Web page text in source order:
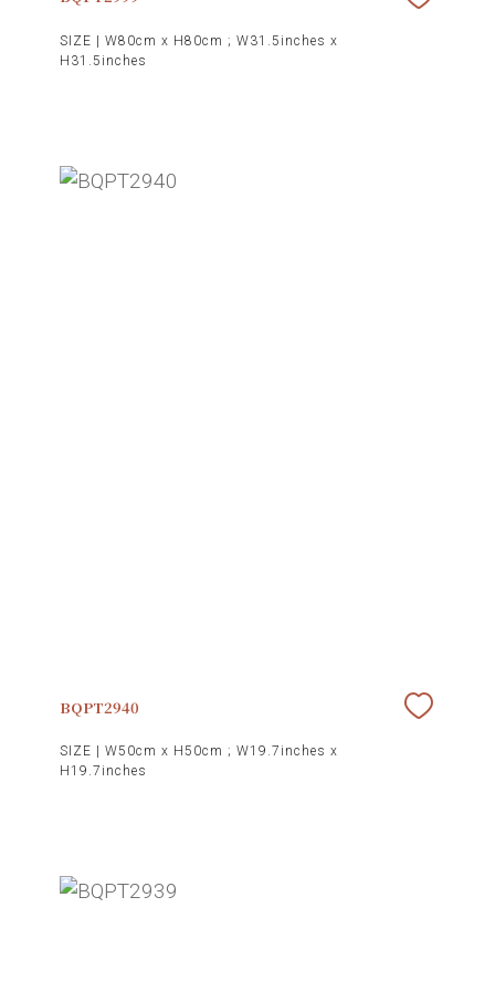
SIZE | W80cm x H80cm ; W31.5inches x
H31.5inches
BQPT2940
SIZE | W50cm x H50cm ; W19.7inches x
H19.7inches